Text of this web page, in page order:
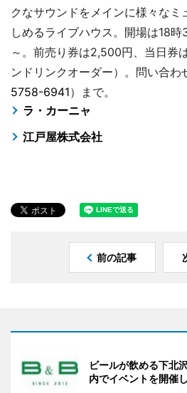
クなサウンドをメインに様々なミ
しめるライブハウス。開場は18
～。前売り券は2,500円、当日券
ンドリンクオーダー）。問い合わ
5758-6941）まで。
ラ・カーニャ
江戸屋株式会社
前の記事
ビールが飲める下北
内でイベントを開催